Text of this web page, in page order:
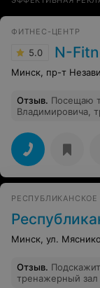
ФИТНЕС-ЦЕНТР
5.0 N-
Минск, пр-т
Отзыв. Посещаю
Владимировича,
фигурой
группах,
Республиканское унитарное
Минск, ул.
Отзыв.
тренажерный зал